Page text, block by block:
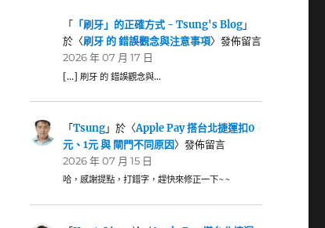
「 「刷牙」的正確方式 - Tsung's Blog」
於〈刷牙 的 錯誤觀念與注意事項〉發佈留言
2026 年 07 月 17 日
[…] 刷牙 的 錯誤觀念與…
「Tsung」於〈Apple Pay 搭台北捷運扣0
元、1元 與 閘門不同原因〉發佈留言
2026 年 07 月 15 日
哈，感謝提點，打錯字，趕快來修正一下~~